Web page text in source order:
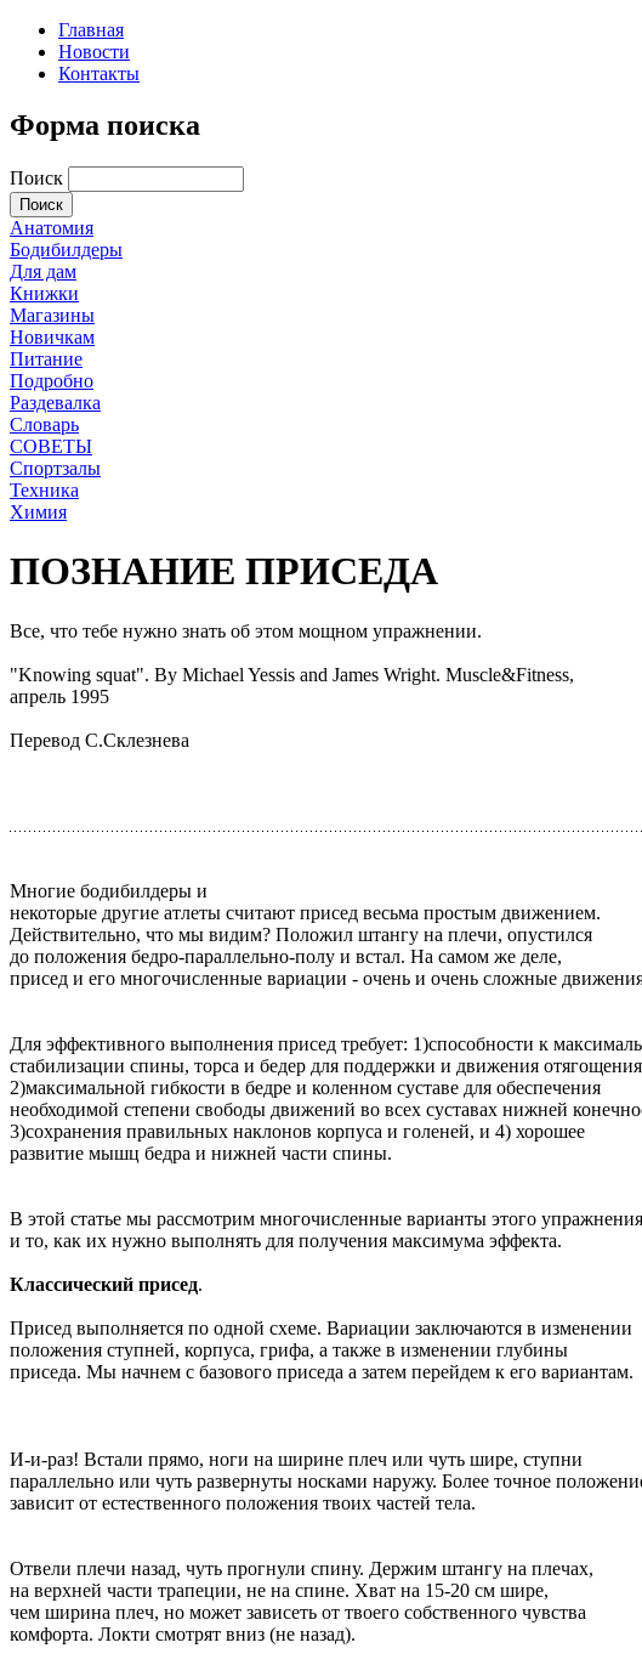
Главная
Новости
Контакты
Форма поиска
Поиск
Анатомия
Бодибилдеры
Для дам
Книжки
Магазины
Новичкам
Питание
Подробно
Раздевалка
Словарь
СОВЕТЫ
Спортзалы
Техника
Химия
ПОЗНАНИЕ ПРИСЕДА
Все, что тебе нужно знать об этом мощном упражнении.
"Knowing squat". By Michаel Yessis and James Wright. Muscle&Fitness,
апрель 1995
Перевод С.Склезнева
Многие бодибилдеры и
некоторые другие атлеты считают присед весьма простым движением.
Действительно, что мы видим? Положил штангу на плечи, опустился
до положения бедро-параллельно-полу и встал. На самом же деле,
присед и его многочисленные вариации - очень и очень сложные
Для эффективного выполнения присед требует: 1)способности к
стабилизации спины, торса и бедер для поддержки и движения
2)максимальной гибкости в бедре и коленном суставе для обеспечения
необходимой степени свободы движений во всех суставах нижней
3)сохранения правильных наклонов корпуса и голеней, и 4) хорошее
развитие мышц бедра и нижней части спины.
В этой статье мы рассмотрим многочисленные варианты этого упражнения
и то, как их нужно выполнять для получения максимума эффекта.
Классический присед.
Присед выполняется по одной схеме. Вариации заключаются в изменении
положения ступней, корпуса, грифа, а также в изменении глубины
приседа. Мы начнем с базового приседа а затем перейдем к его вариантам.
И-и-раз! Встали прямо, ноги на ширине плеч или чуть шире, ступни
параллельно или чуть развернуты носками наружу. Более точное
зависит от естественного положения твоих частей тела.
Отвели плечи назад, чуть прогнули спину. Держим штангу на плечах,
на верхней части трапеции, не на спине. Хват на 15-20 см шире,
чем ширина плеч, но может зависеть от твоего собственного чувства
комфорта. Локти смотрят вниз (не назад).